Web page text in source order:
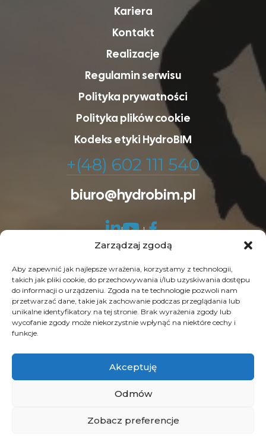
Zarządzaj zgodą
Aby zapewnić jak najlepsze wrażenia, korzystamy z technologii,
takich jak pliki cookie, do przechowywania i/lub uzyskiwania dostępu
do informacji o urządzeniu. Zgoda na te technologie pozwoli nam
przetwarzać dane, takie jak zachowanie podczas przeglądania lub
unikalne identyfikatory na tej stronie. Brak wyrażenia zgody lub
wycofanie zgody może niekorzystnie wpłynąć na niektóre cechy i
funkcje.
Akceptuję
Odmów
Zobacz preferencje
Kariera
Kontakt
Realizacje
Regulamin serwisu
Polityka prywatności
Polityka plików cookie
Kodeks etyki HydroBIM
+(48) 602 111 540
biuro@hydrobim.pl
© Copyright 2026 HydroBIM. Wszelkie prawa
zastrzeżone. SEO byContrade